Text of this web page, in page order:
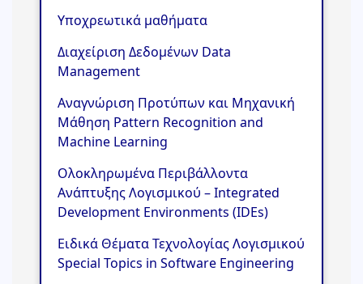
Υποχρεωτικά μαθήματα
Διαχείριση Δεδομένων Data
Management
Αναγνώριση Προτύπων και Μηχανική
Μάθηση Pattern Recognition and
Machine Learning
Ολοκληρωμένα Περιβάλλοντα
Ανάπτυξης Λογισμικού – Integrated
Development Environments (IDEs)
Ειδικά Θέματα Τεχνολογίας Λογισμικού
Special Topics in Software Engineering